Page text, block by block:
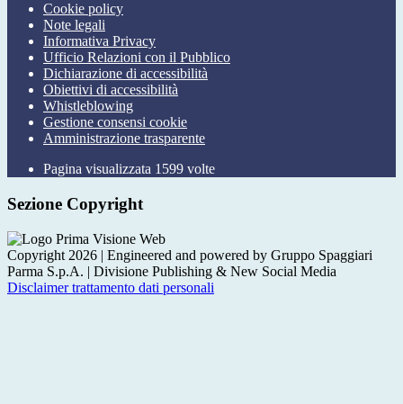
Cookie policy
Note legali
Informativa Privacy
Ufficio Relazioni con il Pubblico
Dichiarazione di accessibilità
Obiettivi di accessibilità
Whistleblowing
Gestione consensi cookie
Amministrazione trasparente
Pagina visualizzata 1599 volte
Sezione Copyright
Copyright 2026 | Engineered and powered by Gruppo Spaggiari
Parma S.p.A. | Divisione Publishing & New Social Media
Disclaimer trattamento dati personali